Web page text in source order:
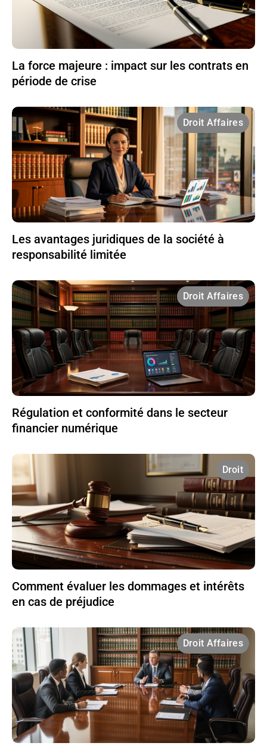
La force majeure : impact sur les contrats en
période de crise
Droit Affaires
Les avantages juridiques de la société à
responsabilité limitée
Droit Affaires
Régulation et conformité dans le secteur
financier numérique
Droit
Comment évaluer les dommages et intérêts
en cas de préjudice
Droit Affaires